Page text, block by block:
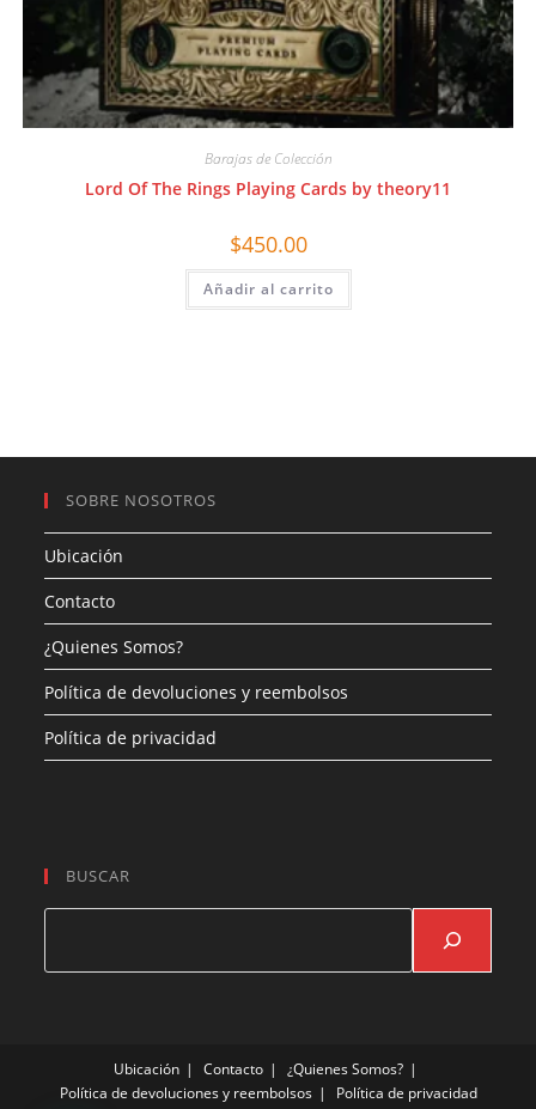
Barajas de Colección
Lord Of The Rings Playing Cards by theory11
$450.00
Añadir al carrito
SOBRE NOSOTROS
Ubicación
Contacto
¿Quienes Somos?
Política de devoluciones y reembolsos
Política de privacidad
BUSCAR
Ubicación Contacto
¿Quienes Somos?
Política de devoluciones y reembolsos
Política de privacidad